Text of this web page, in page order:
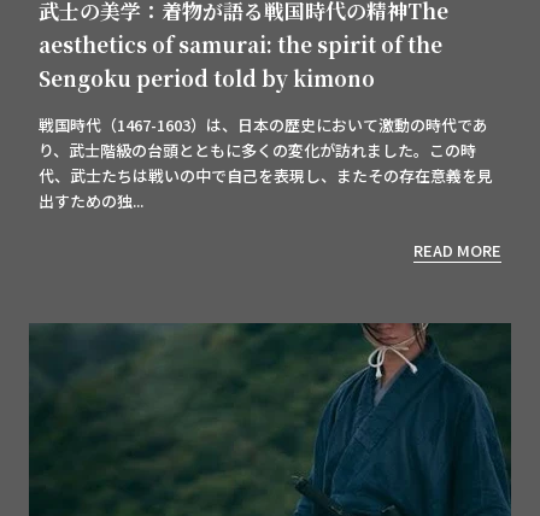
武士の美学：着物が語る戦国時代の精神The
aesthetics of samurai: the spirit of the
Sengoku period told by kimono
戦国時代（1467-1603）は、日本の歴史において激動の時代であ
り、武士階級の台頭とともに多くの変化が訪れました。この時
代、武士たちは戦いの中で自己を表現し、またその存在意義を見
出すための独...
READ MORE